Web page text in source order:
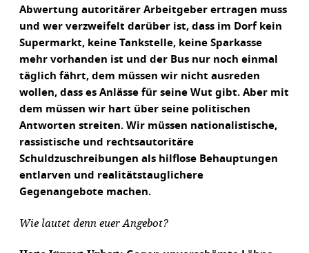
Abwertung autoritärer Arbeitgeber ertragen muss
und wer verzweifelt darüber ist, dass im Dorf kein
Supermarkt, keine Tankstelle, keine Sparkasse
mehr vorhanden ist und der Bus nur noch einmal
täglich fährt, dem müssen wir nicht ausreden
wollen, dass es Anlässe für seine Wut gibt. Aber mit
dem müssen wir hart über seine politischen
Antworten streiten. Wir müssen nationalistische,
rassistische und rechtsautoritäre
Schuldzuschreibungen als hilflose Behauptungen
entlarven und realitätstauglichere
Gegenangebote machen.
Wie lautet denn euer Angebot?